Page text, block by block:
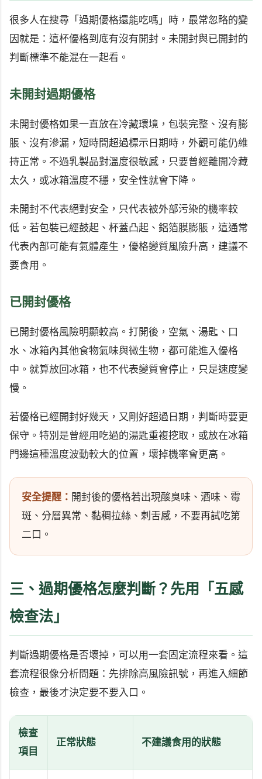
很多人在搜尋「過期優格還能吃嗎」時，最常忽略的變
因就是：這杯優格到底有沒有開封。未開封與已開封的
判斷標準不能混在一起看。
未開封過期優格
未開封優格如果一直放在冷藏環境，包裝完整、沒有膨
脹、沒有滲漏，短時間超過標示日期時，外觀可能仍維
持正常。不過乳製品對溫度很敏感，只要曾經離開冷藏
太久，或冰箱溫度不穩，安全性就會下降。
未開封不代表絕對安全，只代表被外部污染的機率較
低。若包裝已經鼓起、杯蓋凸起、鋁箔膜膨脹，這通常
代表內部可能有氣體產生，優格變質風險升高，建議不
要食用。
已開封優格
已開封優格風險明顯較高。打開後，空氣、湯匙、口
水、冰箱內其他食物氣味與微生物，都可能進入優格
中。就算放回冰箱，也不代表變質會停止，只是速度變
慢。
若優格已經開封好幾天，又剛好超過日期，判斷時要更
保守。特別是曾經用吃過的湯匙重複挖取，或放在冰箱
門邊這種溫度波動較大的位置，壞掉機率會更高。
安全提醒： 開封後的優格若出現酸臭味、酒味、霉
斑、分層異常、黏稠拉絲、刺舌感，不要再試吃第
二口。
三、過期優格怎麼判斷？先用「五感
檢查法」
判斷過期優格是否壞掉，可以用一套固定流程來看。這
套流程很像分析問題：先排除高風險訊號，再進入細節
檢查，最後才決定要不要入口。
檢查
項目
正常狀態 不建議食用的狀態